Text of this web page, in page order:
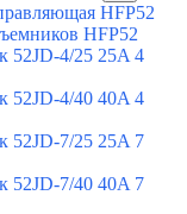
HFP52
HFP52
52JD-4/25 25A 4
52JD-4/40 40A 4
52JD-7/25 25A 7
52JD-7/40 40A 7